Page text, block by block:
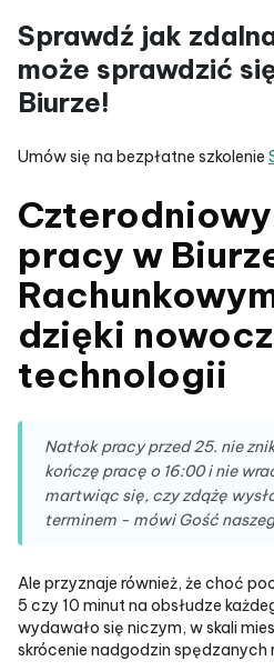
Sprawdź jak
może sprawdzić
Biurze!
Umów się na bezpłatne szkolenie
pracy w
dzięki
technologii
Natłok pracy przed 25. nie
kończę pracę o 16:00 i nie
martwiąc się, czy zdążę
terminem - mówi Gość
Ale przyznaje również, że choć
5 czy 10 minut na obsłudze
wydawało się niczym, w skali
skrócenie nadgodzin spędzanych